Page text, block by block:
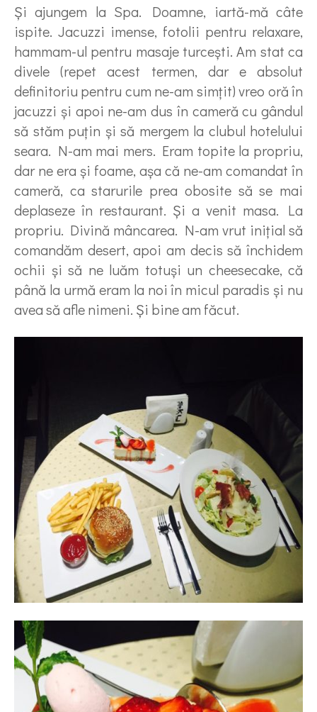
Şi ajungem la Spa. Doamne, iartă-mă câte
ispite. Jacuzzi imense, fotolii pentru relaxare,
hammam-ul pentru masaje turceşti. Am stat ca
divele (repet acest termen, dar e absolut
definitoriu pentru cum ne-am simţit) vreo oră în
jacuzzi şi apoi ne-am dus în cameră cu gândul
să stăm puţin şi să mergem la clubul hotelului
seara. N-am mai mers. Eram topite la propriu,
dar ne era şi foame, aşa că ne-am comandat în
cameră, ca starurile prea obosite să se mai
deplaseze în restaurant. Şi a venit masa. La
propriu. Divină mâncarea. N-am vrut iniţial să
comandăm desert, apoi am decis să închidem
ochii şi să ne luăm totuşi un cheesecake, că
până la urmă eram la noi în micul paradis şi nu
avea să afle nimeni. Şi bine am făcut.